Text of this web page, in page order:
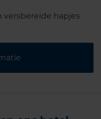
versbereide hapjes